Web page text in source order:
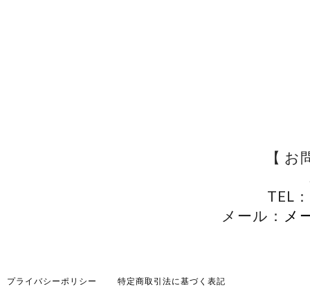
【
TEL
メール： メ
プライバシーポリシー 特定商取引法に基づく表記